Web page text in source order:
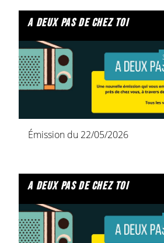
a deux pas de chez toi
Émission du 22/05/2026
a deux pas de chez toi